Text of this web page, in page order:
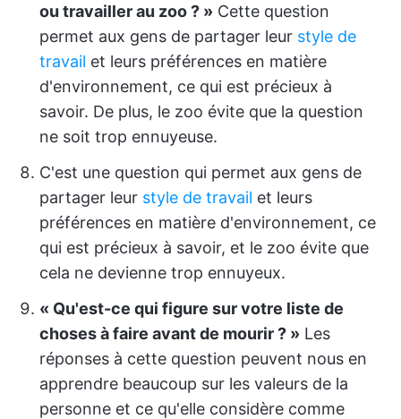
ou travailler au zoo ? » Cette question
permet aux gens de partager leur style de
travail et leurs préférences en matière
d'environnement, ce qui est précieux à
savoir. De plus, le zoo évite que la question
ne soit trop ennuyeuse.
C'est une question qui permet aux gens de
partager leur style de travail et leurs
préférences en matière d'environnement, ce
qui est précieux à savoir, et le zoo évite que
cela ne devienne trop ennuyeux.
« Qu'est-ce qui figure sur votre liste de
choses à faire avant de mourir ? » Les
réponses à cette question peuvent nous en
apprendre beaucoup sur les valeurs de la
personne et ce qu'elle considère comme